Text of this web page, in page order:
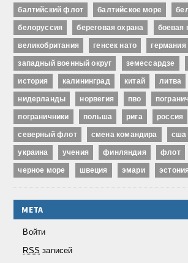
балтийский флот балтийское море
белоруссия береговая охрана боевая
великобритания генсек нато германия
западный военный округ земессардзе
история калининград китай литва
нидерланды норвегия пво
пограничники польша рига россия
северный флот смена командира сша
украина учения финляндия флот
черное море швеция эмари эстония
МЕТА
Войти
RSS записей